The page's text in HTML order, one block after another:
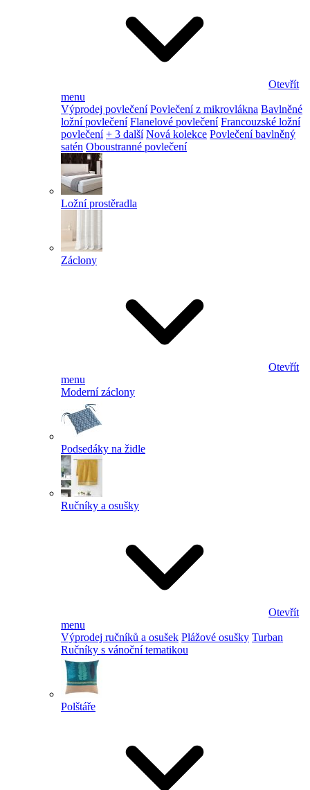
Otevřít
menu
Výprodej povlečení Povlečení z mikrovlákna Bavlněné
ložní povlečení Flanelové povlečení Francouzské ložní
povlečení + 3 další Nová kolekce Povlečení bavlněný
satén Oboustranné povlečení
Ložní prostěradla
Záclony
Otevřít
menu
Moderní záclony
Podsedáky na židle
Ručníky a osušky
Otevřít
menu
Výprodej ručníků a osušek Plážové osušky Turban
Ručníky s vánoční tematikou
Polštáře